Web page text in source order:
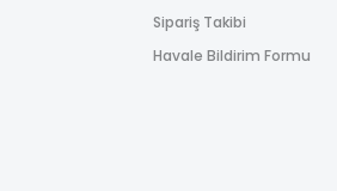
Sipariş Takibi
Havale Bildirim Formu